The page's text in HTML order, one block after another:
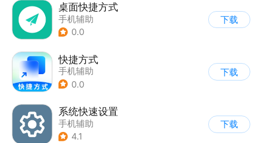
桌面快捷方式
手机辅助
0.0
下载
快捷方式
手机辅助
0.0
下载
系统快速设置
手机辅助
4.1
下载